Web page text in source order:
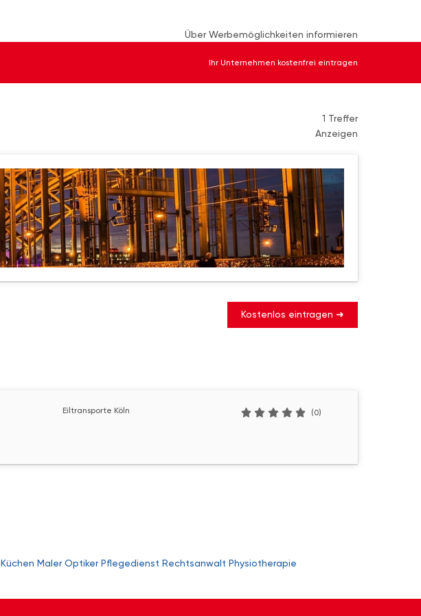
Über Werbemöglichkeiten informieren
Ihr Unternehmen kostenfrei eintragen
1 Treffer
Anzeigen
Kostenlos eintragen ➜
Eiltransporte Köln (0)
Küchen Maler Optiker Pflegedienst Rechtsanwalt Physiotherapie